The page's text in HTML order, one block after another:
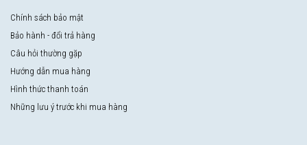
Chính sách bảo mật
Bảo hành - đổi trả hàng
Câu hỏi thường gặp
Hướng dẫn mua hàng
Hình thức thanh toán
Những lưu ý trước khi mua hàng